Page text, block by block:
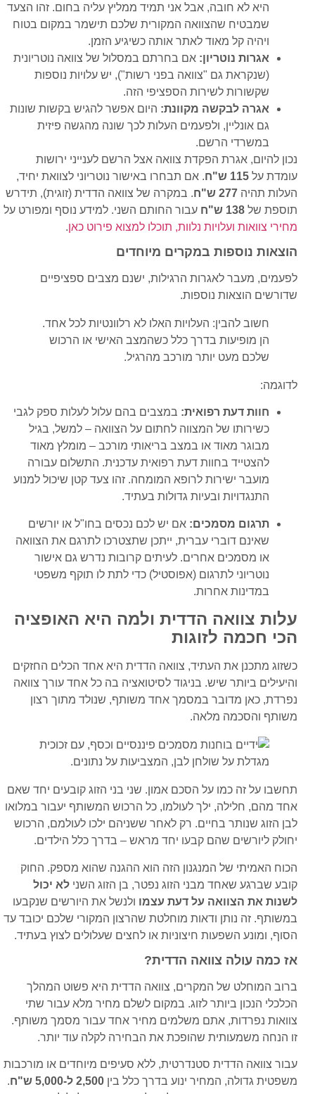
היא לא חובה, אבל אני תמיד ממליץ עליה בחום. זהו הצעד
שמבטיח שהצוואה המקורית שלכם תישמר במקום בטוח
ויהיה קל מאוד לאתר אותה כשיגיע הזמן.
אגרות נוטריון: אם בחרתם במסלול של צוואה נוטריונית
(שנקראת גם "צוואה בפני רשות"), יש עלויות נוספות
שקשורות לשירות הספציפי הזה.
אגרה לבקשה מקוונת: היום אפשר להגיש בקשות שונות
גם אונליין, ולפעמים העלות לכך שונה מהגשה פיזית
במשרדי הרשם.
נכון להיום, אגרת הפקדת צוואה אצל הרשם לענייני ירושות
עומדת על 115 ש"ח
. אם תבחרו באישור נוטריוני לצוואת יחיד,
העלות תהיה 277 ש"ח
. במקרה של צוואה הדדית (זוגית), תידרש
תוספת של 138 ש"ח
עבור החותם השני. למידע נוסף ומפורט על
מחירי צוואות ועלויות נלוות, תוכלו למצוא פירוט כאן.
הוצאות נוספות במקרים מיוחדים
לפעמים, מעבר לאגרות הרגילות, ישנם מצבים ספציפיים
שדורשים הוצאות נוספות.
חשוב להבין: העלויות האלו לא רלוונטיות לכל אחד.
הן מופיעות בדרך כלל כשהמצב האישי או הרכוש
שלכם מעט יותר מורכב מהרגיל.
לדוגמה:
חוות דעת רפואית: במצבים בהם עלול לעלות ספק לגבי
כשירותו של המצווה לחתום על הצוואה – למשל, בגיל
מבוגר מאוד או במצב בריאותי מורכב – מומלץ מאוד
להצטייד בחוות דעת רפואית עדכנית. התשלום עבורה
מועבר ישירות לרופא המומחה. זהו צעד קטן שיכול למנוע
התנגדויות ובעיות גדולות בעתיד.
תרגום מסמכים: אם יש לכם נכסים בחו"ל או יורשים
שאינם דוברי עברית, ייתכן שתצטרכו לתרגם את הצוואה
או מסמכים אחרים. לעיתים קרובות נדרש גם אישור
נוטריוני לתרגום (אפוסטיל) כדי לתת לו תוקף משפטי
במדינות אחרות.
עלות צוואה הדדית ולמה היא האופציה
הכי חכמה לזוגות
כשזוג מתכנן את העתיד, צוואה הדדית היא אחד הכלים החזקים
והיעילים ביותר שיש. בניגוד לסיטואציה בה כל אחד עורך צוואה
נפרדת, כאן מדובר במסמך אחד משותף, שנולד מתוך רצון
משותף והסכמה מלאה.
תחשבו על זה כמו על הסכם אמון. שני בני הזוג קובעים יחד שאם
אחד מהם, חלילה, ילך לעולמו, כל הרכוש המשותף יעבור במלואו
לבן הזוג שנותר בחיים. רק לאחר ששניהם ילכו לעולמם, הרכוש
יחולק ליורשים שהם קבעו יחד מראש – בדרך כלל הילדים.
הכוח האמיתי של המנגנון הזה הוא ההגנה שהוא מספק. החוק
קובע שברגע שאחד מבני הזוג נפטר, בן הזוג השני לא יכול
לשנות את הצוואה על דעת עצמו ולנשל את היורשים שנקבעו
במשותף. זה נותן ודאות מוחלטת שהרצון המקורי שלכם יכובד עד
הסוף, ומונע השפעות חיצוניות או לחצים שעלולים לצוץ בעתיד.
אז כמה עולה צוואה הדדית?
ברוב המוחלט של המקרים, צוואה הדדית היא פשוט המהלך
הכלכלי הנכון ביותר לזוג. במקום לשלם מחיר מלא עבור שתי
צוואות נפרדות, אתם משלמים מחיר אחד עבור מסמך משותף.
זו הנחה משמעותית שהופכת את הבחירה לקלה עוד יותר.
עבור צוואה הדדית סטנדרטית, ללא סעיפים מיוחדים או מורכבות
משפטית גדולה, המחיר ינוע בדרך כלל בין 2,500 ל-5,000 ש"ח
.